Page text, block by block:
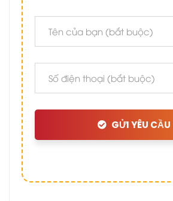
GỬI YÊU CẦU